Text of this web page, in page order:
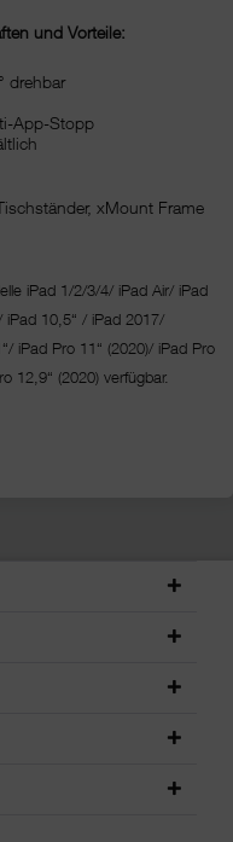
und Vorteile:
drehbar
App-Stopp
xMount Frame
iPad 1/2/3/4/ iPad Air/ iPad
iPad 10,5“ / iPad 2017/
iPad Pro 11“ (2020)/ iPad Pro
12,9“ (2020) verfügbar.